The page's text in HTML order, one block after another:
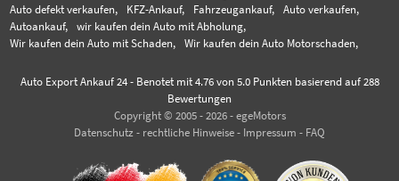
Auto defekt verkaufen,
KFZ-Ankauf, Fahrzeugankauf,
Auto verkaufen,
Autoankauf,
wir kaufen dein Auto mit Abholung,
Wir kaufen dein Auto mit Schaden,
Wir kaufen dein Auto Motorschaden,
Auto Export Ankauf 24- Benotet mit 4.76von 5.0 Punkten basierend auf 288
Bewertungen
Copyright © 2005 - 2026 - egeMotors
Datenschutz - rechtliche Hinweise - Impressum - FAQ